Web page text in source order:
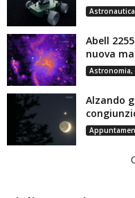
Abell
nuova
Astronomia,
Alzando